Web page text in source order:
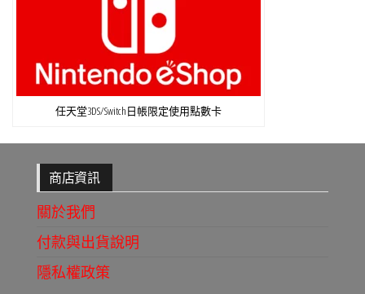
任天堂3DS/Switch日帳限定使用點數卡
商店資訊
關於我們
付款與出貨說明
隱私權政策